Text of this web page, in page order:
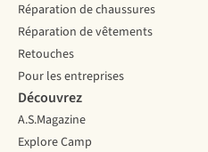
Réparation de chaussures
Réparation de vêtements
Retouches
Pour les entreprises
Découvrez
A.S.Magazine
Explore Camp